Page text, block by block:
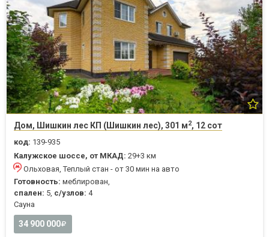
Дом, Шишкин лес КП (Шишкин лес), 301 м2, 12 сот
код: 139-935
Калужское шоссе, от МКАД: 29+3 км
Ольховая, Теплый стан - от 30 мин на авто
Готовность: меблирован,
спален: 5, с/узлов: 4
Cауна
34 900 000